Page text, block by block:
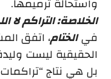
الخلاصة: التراكم لا
فيالختام، اتفق
الحقيقية ليست
بل هي نتاج